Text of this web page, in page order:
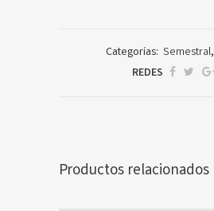
Categorías: Semestral,
REDES
Productos relacionados